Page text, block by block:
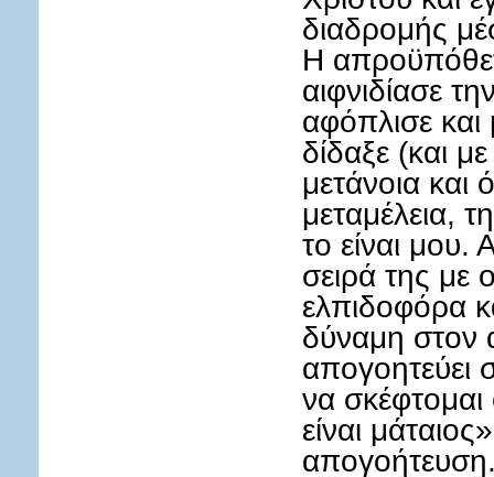
διαδρομής
Η
αιφνιδίασε
αφόπλισε
δίδαξε (και
μετάνοια και
μεταμέλεια,
το είναι μου.
σειρά της με
ελπιδοφόρα
δύναμη στον
απογοητεύει
να
είναι